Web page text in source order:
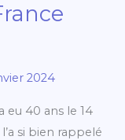
2024
eu 40 ans le 14
si bien rappelé